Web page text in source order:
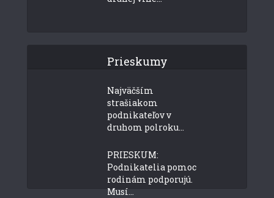
Prieskumy
Najväčším
strašiakom
podnikateľov v
druhom polroku...
PRIESKUM:
Podnikatelia pomoc
rodinám podporujú.
Musí...